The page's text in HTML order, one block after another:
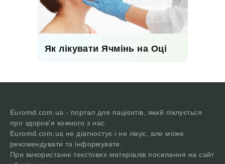
Як лікувати Ячмінь на Оці
Euromd.com.ua - портал для пацієнтів, який піклується
про здоров'я кожного з нас.
Euromd.com.ua не діагностує і не лікує, але може
рекомендувати та інформувати.
При використанні текстових матеріалів посилання на сайт